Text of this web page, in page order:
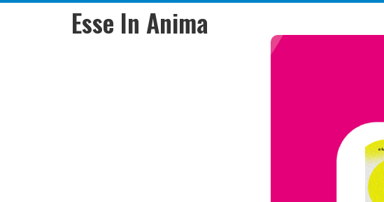
Esse In Anima